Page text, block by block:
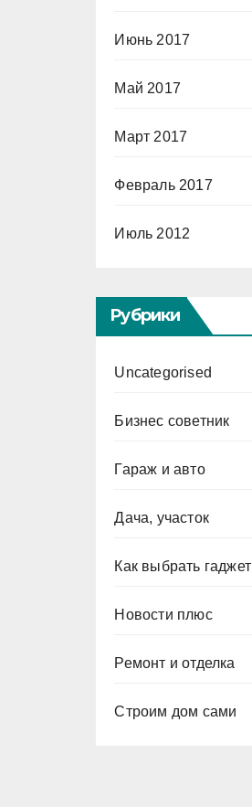
Июнь 2017
Май 2017
Март 2017
Февраль 2017
Июль 2012
Рубрики
Uncategorised
Бизнес советник
Гараж и авто
Дача, участок
Как выбрать гаджет
Новости плюс
Ремонт и отделка
Строим дом сами